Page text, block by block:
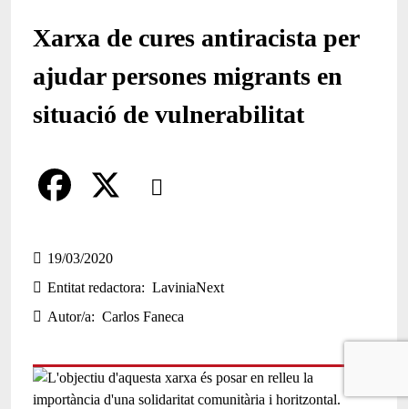
Xarxa de cures antiracista per
ajudar persones migrants en
situació de vulnerabilitat
Comparteix
a
c
e
o
19/03/2020
Entitat redactora
LaviniaNext
Autor/a
Carlos Faneca